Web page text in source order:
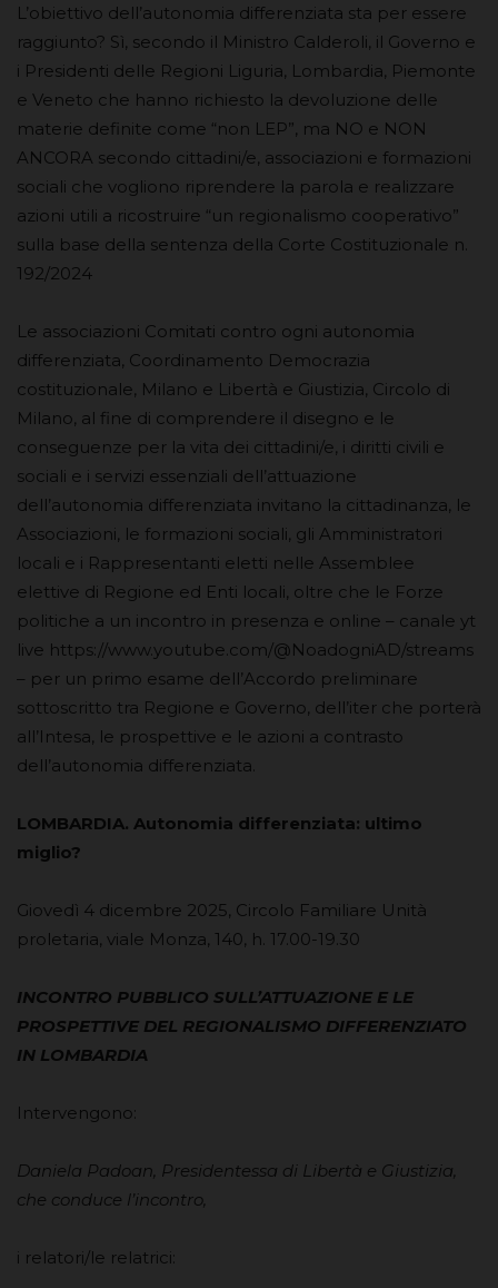
L’obiettivo dell’autonomia differenziata sta per essere
raggiunto? Sì, secondo il Ministro Calderoli, il Governo e
i Presidenti delle Regioni Liguria, Lombardia, Piemonte
e Veneto che hanno richiesto la devoluzione delle
materie definite come “non LEP”, ma NO e NON
ANCORA secondo cittadini/e, associazioni e formazioni
sociali che vogliono riprendere la parola e realizzare
azioni utili a ricostruire “un regionalismo cooperativo”
sulla base della sentenza della Corte Costituzionale n.
192/2024
Le associazioni Comitati contro ogni autonomia
differenziata, Coordinamento Democrazia
costituzionale, Milano e Libertà e Giustizia, Circolo di
Milano, al fine di comprendere il disegno e le
conseguenze per la vita dei cittadini/e, i diritti civili e
sociali e i servizi essenziali dell’attuazione
dell’autonomia differenziata invitano la cittadinanza, le
Associazioni, le formazioni sociali, gli Amministratori
locali e i Rappresentanti eletti nelle Assemblee
elettive di Regione ed Enti locali, oltre che le Forze
politiche a un incontro in presenza e online – canale yt
live https://www.youtube.com/@NoadogniAD/streams
– per un primo esame dell’Accordo preliminare
sottoscritto tra Regione e Governo, dell’iter che porterà
all’Intesa, le prospettive e le azioni a contrasto
dell’autonomia differenziata.
LOMBARDIA. Autonomia differenziata: ultimo
miglio?
Giovedì 4 dicembre 2025, Circolo Familiare Unità
proletaria, viale Monza, 140, h. 17.00-19.30
INCONTRO PUBBLICO SULL’ATTUAZIONE E LE
PROSPETTIVE DEL REGIONALISMO DIFFERENZIATO
IN LOMBARDIA
Intervengono:
Daniela Padoan, Presidentessa di Libertà e Giustizia,
che conduce l’incontro,
i relatori/le relatrici: